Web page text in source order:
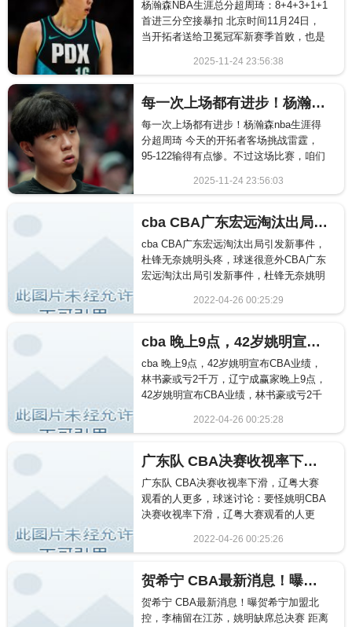
杨瀚森NBA生涯总分超周琦：8+4+3+1+1
首进三分空接暴扣 北京时间11月24日，
当开拓者送给卫冕冠军新赛季首败，也是
2025-11-24 23:56:38
773
每一次上场都有进步！杨瀚森nba生涯得分超周琦
每一次上场都有进步！杨瀚森nba生涯得
分超周琦 今天的开拓者客场挑战雷霆，
95-122输得有点惨。不过这场比赛，咱们
2025-11-24 23:56:03
2116
cba CBA广东宏远淘汰出局引发新事件，杜锋无奈姚明头疼，球迷很意外
cba CBA广东宏远淘汰出局引发新事件，
杜锋无奈姚明头疼，球迷很意外CBA广东
宏远淘汰出局引发新事件，杜锋无奈姚明
2022-04-26 00:25:29
923
cba 晚上9点，42岁姚明宣布CBA业绩，林书豪或亏2千万，辽宁成赢家
cba 晚上9点，42岁姚明宣布CBA业绩，
林书豪或亏2千万，辽宁成赢家晚上9点，
42岁姚明宣布CBA业绩，林书豪或亏2千
2022-04-26 00:25:28
655
广东队 CBA决赛收视率下滑，辽粤大赛观看的人更多，球迷讨论：要怪姚明
广东队 CBA决赛收视率下滑，辽粤大赛
观看的人更多，球迷讨论：要怪姚明CBA
决赛收视率下滑，辽粤大赛观看的人更
2022-04-26 00:25:26
2433
贺希宁 CBA最新消息！曝贺希宁加盟北控，李楠留在江苏，姚明缺席总决赛
贺希宁 CBA最新消息！曝贺希宁加盟北
控，李楠留在江苏，姚明缺席总决赛 距离